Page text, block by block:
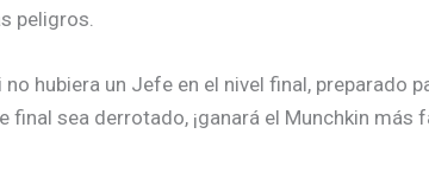
peligros.
hubiera un Jefe en el nivel final, preparado
sea derrotado, ¡ganará el Munchkin más